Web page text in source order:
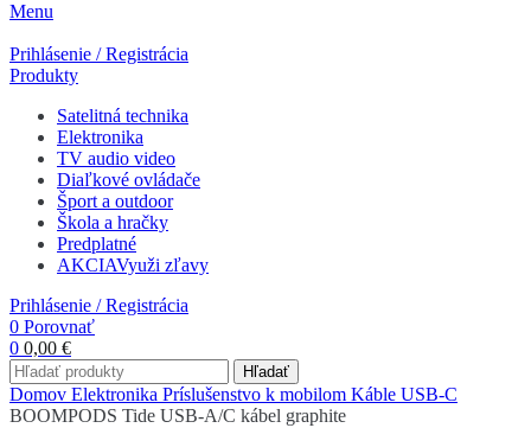
Menu
Prihlásenie / Registrácia
Produkty
Satelitná technika
Elektronika
TV audio video
Diaľkové ovládače
Šport a outdoor
Škola a hračky
Predplatné
AKCIAVyuži zľavy
Prihlásenie / Registrácia
0 Porovnať
0 0,00 €
Hľadať
Domov Elektronika Príslušenstvo k mobilom Káble USB-C
BOOMPODS Tide USB-A/C kábel graphite